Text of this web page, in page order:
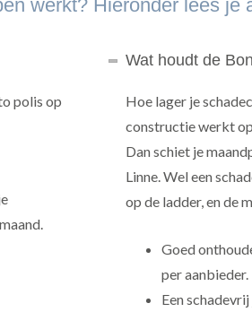
werkt? Hieronder lees je
polis op
Wat houdt de
Hoe lager je
constructie werkt
Dan schiet je
Linne. Wel een
op de ladder, en de
Goed
per aanbieder.
Een